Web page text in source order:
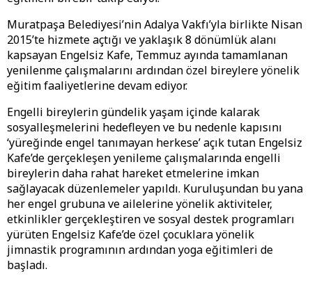
Muratpaşa Belediyesi’nin Adalya Vakfı’yla birlikte Nisan
2015’te hizmete açtığı ve yaklaşık 8 dönümlük alanı
kapsayan Engelsiz Kafe, Temmuz ayında tamamlanan
yenilenme çalışmalarını ardından özel bireylere yönelik
eğitim faaliyetlerine devam ediyor.
Engelli bireylerin gündelik yaşam içinde kalarak
sosyalleşmelerini hedefleyen ve bu nedenle kapısını
‘yüreğinde engel tanımayan herkese’ açık tutan Engelsiz
Kafe’de gerçekleşen yenileme çalışmalarında engelli
bireylerin daha rahat hareket etmelerine imkan
sağlayacak düzenlemeler yapıldı. Kuruluşundan bu yana
her engel grubuna ve ailelerine yönelik aktiviteler,
etkinlikler gerçekleştiren ve sosyal destek programları
yürüten Engelsiz Kafe’de özel çocuklara yönelik
jimnastik programının ardından yoga eğitimleri de
başladı.